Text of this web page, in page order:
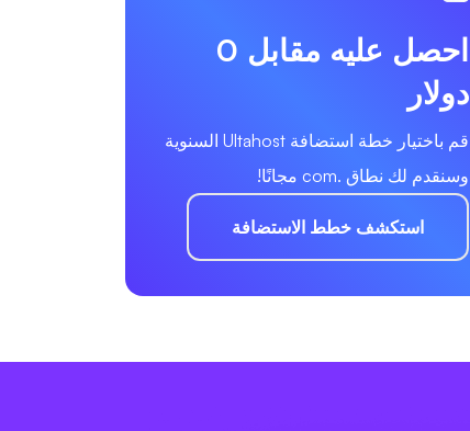
احصل عليه مقابل 0
دولار
قم باختيار خطة استضافة Ultahost السنوية
وسنقدم لك نطاق .com مجانًا!
استكشف خطط الاستضافة